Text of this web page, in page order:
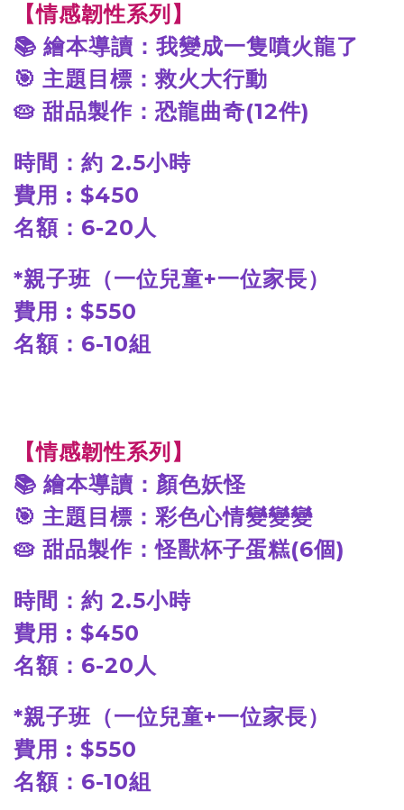
【情感韌性系列】
📚 繪本導讀：我變成一隻噴火龍了
🎯 主題目標：救火大行動
🥧 甜品製作：恐龍曲奇(12件)
時間：約 2.5小時
費用 : $450
名額：6-20人
*親子班（一位兒童+一位家長）
費用 : $550
名額：6-10組
【情感韌性系列】
📚 繪本導讀：顏色妖怪
🎯 主題目標：彩色心情變變變
🥧 甜品製作：怪獸杯子蛋糕(6個)
時間：約 2.5小時
費用 : $450
名額：6-20人
*親子班（一位兒童+一位家長）
費用 : $550
名額：6-10組